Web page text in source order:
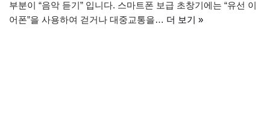
부분이 “음악 듣기” 입니다. 스마트폰 보급 초창기에는 “유선 이
어폰”을 사용하여 걷거나 대중교통을… 더 보기 »